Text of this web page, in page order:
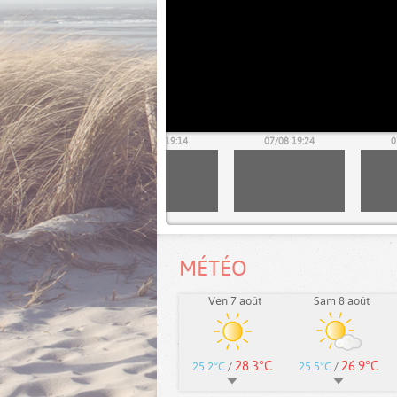
07/08 19:04 07/08 19:14 07/08 19:24
MÉTÉO
Ven 7 août
25.2°C / 28.3°C
Sam 8 août
25.5°C / 26.9°C